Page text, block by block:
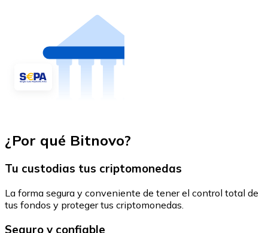
¿Por qué Bitnovo?
Tu custodias tus criptomonedas
La forma segura y conveniente de tener el control total de
tus fondos y proteger tus criptomonedas.
Seguro y confiable